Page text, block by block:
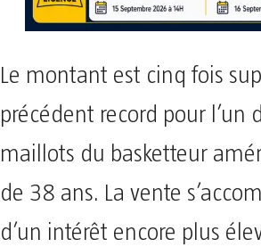
Le montant est cinq fois
précédent record pour l’un
maillots du basketteur
de 38 ans. La vente
d’un intérêt encore plus